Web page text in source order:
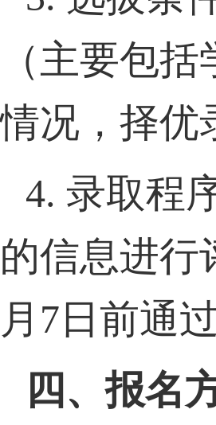
（主要包
情况，择优
4. 录取程
的信息进行
月 7 日前通
四、报名